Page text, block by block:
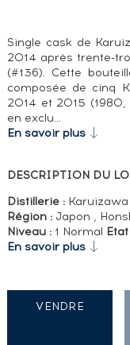
Single cask de
2014 après trente-
(#136). Cette
composée de cinq
2014 et 2015 (1980,
en exclu…
En savoir plus
DESCRIPTION DU
Distillerie :Karuizawa
Région : Japon ,
Niveau :1 Normal Etat
En savoir plus
VENDRE